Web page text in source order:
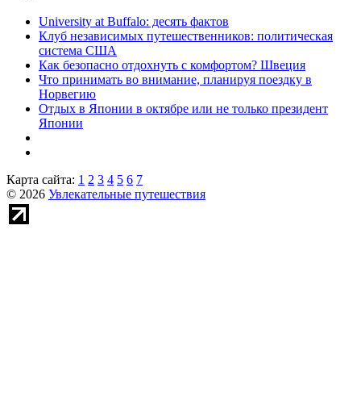
University at Buffalo: десять фактов
Клуб независимых путешественников: политическая
система США
Как безопасно отдохнуть с комфортом? Швеция
Что принимать во внимание, планируя поездку в
Норвегию
Отдых в Японии в октябре или не только президент
Японии
Карта сайта: 1 2 3 4 5 6 7
© 2026 Увлекательные путешествия